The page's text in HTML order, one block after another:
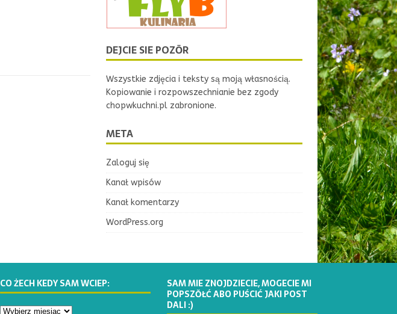
DEJCIE SIE POZŌR
Wszystkie zdjęcia i teksty są moją własnością.
Kopiowanie i rozpowszechnianie bez zgody
chopwkuchni.pl zabronione.
META
Zaloguj się
Kanał wpisów
Kanał komentarzy
WordPress.org
CO ŻECH KEDY SAM WCIEP:
SAM MIE ZNOJDZIECIE, MOGECIE MI
POPSZŎŁĆ ABO PUŚCIĆ JAKI POST
DALI :)